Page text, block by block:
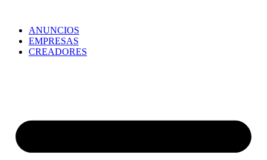
ANUNCIOS
EMPRESAS
CREADORES